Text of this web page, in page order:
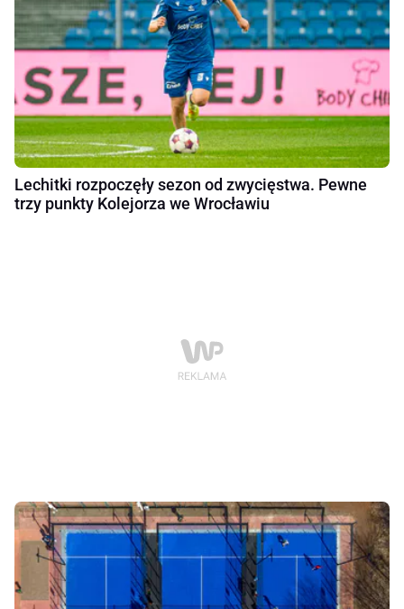
Lechitki rozpoczęły sezon od zwycięstwa. Pewne
trzy punkty Kolejorza we Wrocławiu